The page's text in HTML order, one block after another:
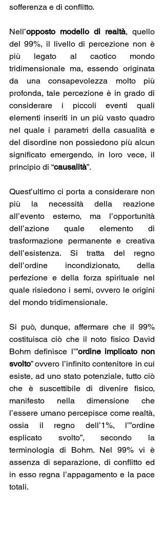
sofferenza e di conflitto.
Nell’opposto modello di realtà, quello
del 99%, il livello di percezione non è
più legato al caotico mondo
tridimensionale ma, essendo originata
da una consapevolezza molto più
profonda, tale percezione è in grado di
considerare i piccoli eventi quali
elementi inseriti in un più vasto quadro
nel quale i parametri della casualità e
del disordine non possiedono più alcun
significato emergendo, in loro vece, il
principio di “causalità”.
Quest’ultimo ci porta a considerare non
più la necessità della reazione
all’evento esterno, ma l’opportunità
dell’azione quale elemento di
trasformazione permanente e creativa
dell’esistenza. Si tratta del regno
dell’ordine incondizionato, della
perfezione e della forza spirituale nel
quale risiedono i semi, ovvero le origini
del mondo tridimensionale.
Si può, dunque, affermare che il 99%
costituisca ciò che il noto fisico David
Bohm definisce l’”ordine implicato non
svolto” ovvero l’infinito contenitore in cui
esiste, ad uno stato potenziale, tutto ciò
che è suscettibile di divenire fisico,
manifesto nella dimensione che
l’essere umano percepisce come realtà,
ossia il regno dell’1%, l’”ordine
esplicato svolto”, secondo la
terminologia di Bohm. Nel 99% vi è
assenza di separazione, di conflitto ed
in esso regna l’appagamento e la pace
totali.